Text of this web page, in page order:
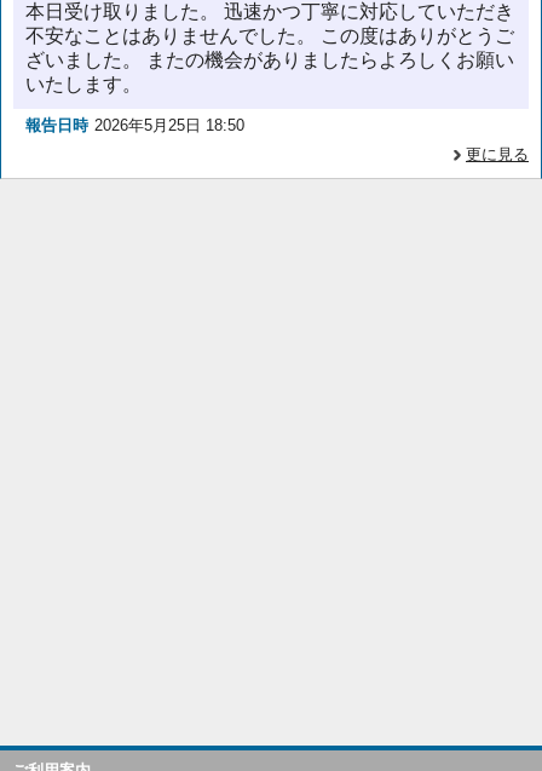
本日受け取りました。 迅速かつ丁寧に対応していただき
不安なことはありませんでした。 この度はありがとうご
ざいました。 またの機会がありましたらよろしくお願い
いたします。
報告日時 2026年5月25日 18:50
更に見る